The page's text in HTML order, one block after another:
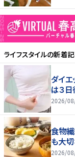
ライフスタイルの新着
ダイ
は３日
2026/
食物繊
も大
2026/